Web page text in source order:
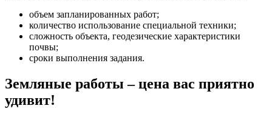
объем запланированных работ;
количество использование специальной техники;
сложность объекта, геодезические характеристики
почвы;
сроки выполнения задания.
Земляные работы – цена вас приятно
удивит!